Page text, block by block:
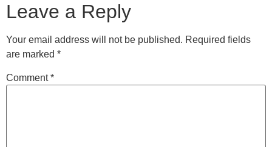
Leave a Reply
Your email address will not be published. Required fields
are marked *
Comment*